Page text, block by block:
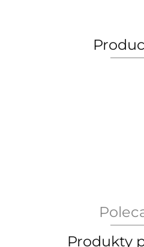
Bergdala
Produkty